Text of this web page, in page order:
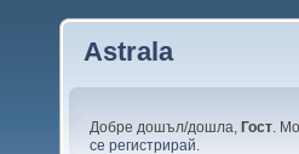
Astrala
Добре дошъл/дошла, Гост .
се регистрирай